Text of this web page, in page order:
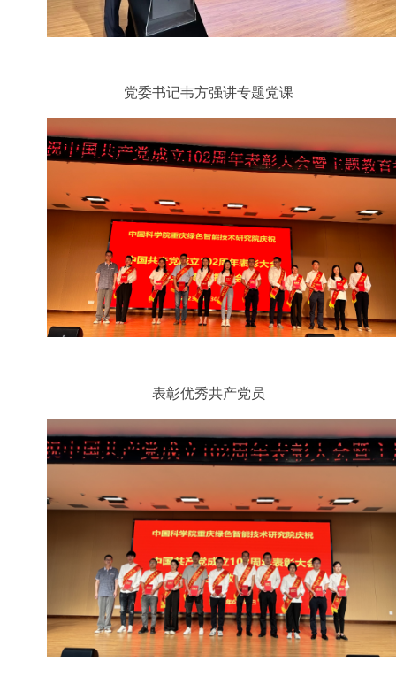
党委书记韦方强讲专题党课
表彰优秀共产党员